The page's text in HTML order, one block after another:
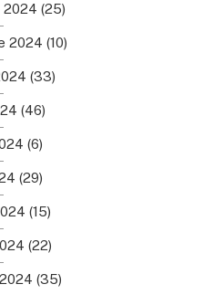
2024 (25)
2024 (10)
(33)
(46)
(6)
(29)
(15)
(22)
(35)